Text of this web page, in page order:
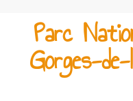
Parc
Gorges-